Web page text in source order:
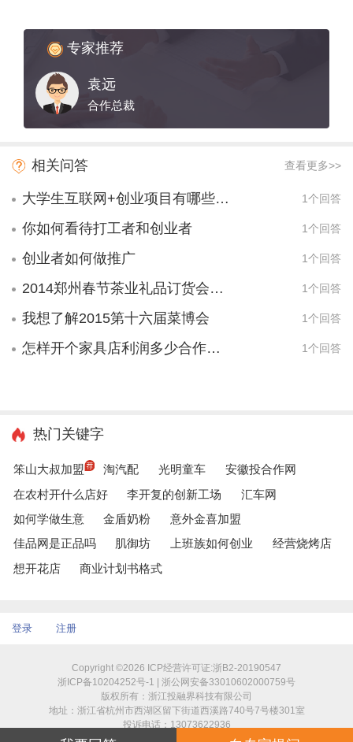
专家推荐
袁远
合作总裁
相关问答 查看更多>>
大学生互联网+创业项目有哪些项目？ 1个回答
你如何看待打工者和创业者 1个回答
创业者如何做推广 1个回答
2014郑州春节茶业礼品订货会什么时候举办呢？ 1个回答
我想了解2015第十六届菜博会 1个回答
怎样开个家具店利润多少合作多少？ 1个回答
热门关键字
笨山大叔加盟 淘汽配 光明童车
安徽投合作网
在农村开什么店好
李开复的创新工场
汇车网
如何学做生意
金盾奶粉
意外金喜加盟
佳品网是正品吗
肌御坊 上班族如何创业
经营烧烤店
想开花店
商业计划书格式
登录 注册
Copyright ©2026 ICP经营许可证:浙B2-20190547
浙ICP备10204252号-1 | 浙公网安备33010602000759号
版权所有：浙江投融界科技有限公司
地址：浙江省杭州市西湖区留下街道西溪路740号7号楼301室
投诉电话：13073622936